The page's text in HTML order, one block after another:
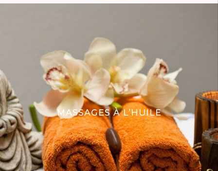
MASSAGES À L’HUILE